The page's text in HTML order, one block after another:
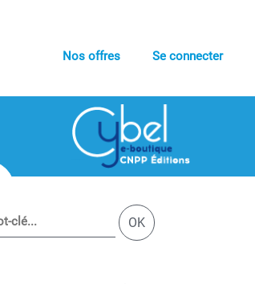
Nos offres Se connecter
OK